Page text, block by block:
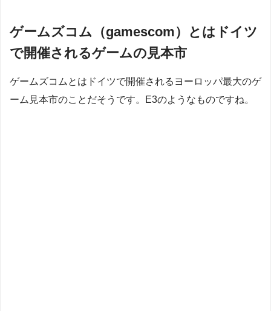
ゲームズコム（gamescom）とはドイツ
で開催されるゲームの見本市
ゲームズコムとはドイツで開催されるヨーロッパ最大のゲ
ーム見本市のことだそうです。E3のようなものですね。